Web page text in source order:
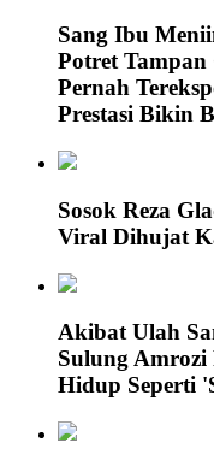
Sang Ibu
Potret Tampan
Pernah
Prestasi Bikin
Sosok Reza
Viral Dihujat
Akibat Ulah
Sulung Amrozi
Hidup Seperti